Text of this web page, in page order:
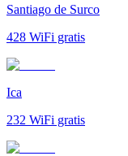
Santiago de Surco
428 WiFi gratis
Ica
232 WiFi gratis